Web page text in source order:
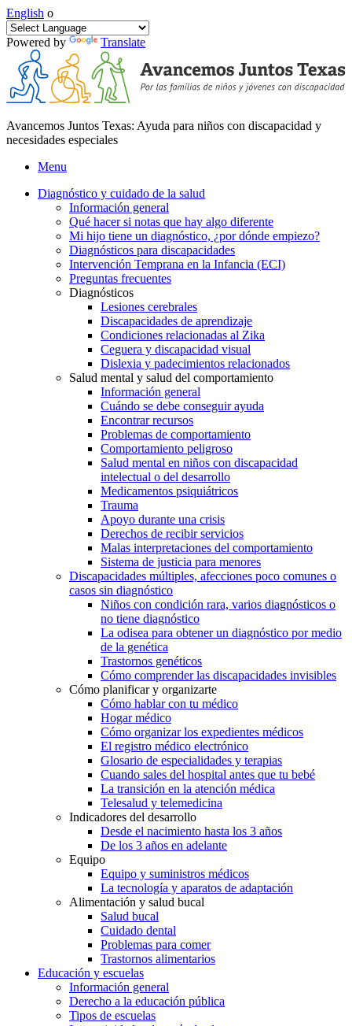
English o
Powered by Translate
Avancemos Juntos Texas: Ayuda para niños con discapacidad y
necesidades especiales
Menu
Diagnóstico y cuidado de la salud
Información general
Qué hacer si notas que hay algo diferente
Mi hijo tiene un diagnóstico, ¿por dónde empiezo?
Diagnósticos para discapacidades
Intervención Temprana en la Infancia (ECI)
Preguntas frecuentes
Diagnósticos
Lesiones cerebrales
Discapacidades de aprendizaje
Condiciones relacionadas al Zika
Ceguera y discapacidad visual
Dislexia y padecimientos relacionados
Salud mental y salud del comportamiento
Información general
Cuándo se debe conseguir ayuda
Encontrar recursos
Problemas de comportamiento
Comportamiento peligroso
Salud mental en niños con discapacidad
intelectual o del desarrollo
Medicamentos psiquiátricos
Trauma
Apoyo durante una crisis
Derechos de recibir servicios
Malas interpretaciones del comportamiento
Sistema de justicia para menores
Discapacidades múltiples, afecciones poco comunes o
casos sin diagnóstico
Niños con condición rara, varios diagnósticos o
no tiene diagnóstico
La odisea para obtener un diagnóstico por medio
de la genética
Trastornos genéticos
Cómo comprender las discapacidades invisibles
Cómo planificar y organizarte
Cómo hablar con tu médico
Hogar médico
Cómo organizar los expedientes médicos
El registro médico electrónico
Glosario de especialidades y terapias
Cuando sales del hospital antes que tu bebé
La transición en la atención médica
Telesalud y telemedicina
Indicadores del desarrollo
Desde el nacimiento hasta los 3 años
De los 3 años en adelante
Equipo
Equipo y suministros médicos
La tecnología y aparatos de adaptación
Alimentación y salud bucal
Salud bucal
Cuidado dental
Problemas para comer
Trastornos alimentarios
Educación y escuelas
Información general
Derecho a la educación pública
Tipos de escuelas